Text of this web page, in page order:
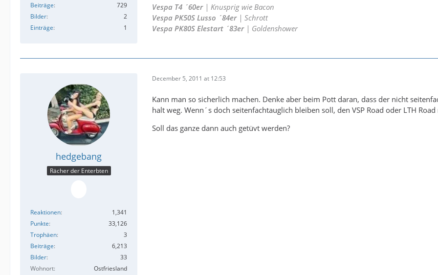
Beiträge
729
Bilder
2
Einträge
1
Vespa T4 ´60er| Knusprig wie Bacon
Vespa PK50S Lusso ´84er | Schrott
Vespa PK80S Elestart ´83er | Goldenshower
hedgebang
Rächer der Enterbten
Reaktionen
1,341
Punkte
33,126
Trophäen
3
Beiträge
6,213
Bilder
33
Wohnort
Ostfriesland
December 5, 2011 at 12:53
Kann man so sicherlich machen. Denke aber beim Pott daran, dass der nicht
halt weg. Wenn´s doch seitenfachtauglich bleiben soll, den VSP Road oder LTH
Soll das ganze dann auch getüvt werden?